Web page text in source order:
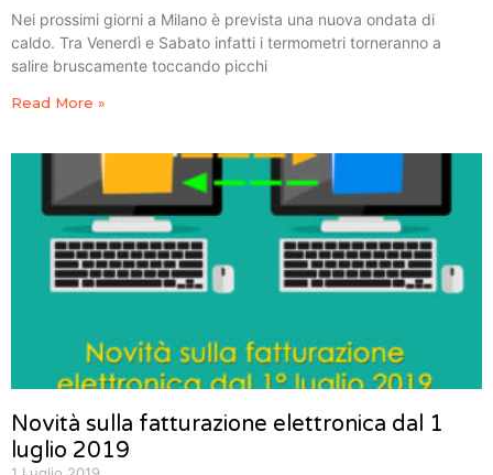
Nei prossimi giorni a Milano è prevista una nuova ondata di
caldo. Tra Venerdì e Sabato infatti i termometri torneranno a
salire bruscamente toccando picchi
Read More »
Novità sulla fatturazione elettronica dal 1
luglio 2019